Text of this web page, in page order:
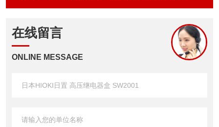
在线留言
ONLINE MESSAGE